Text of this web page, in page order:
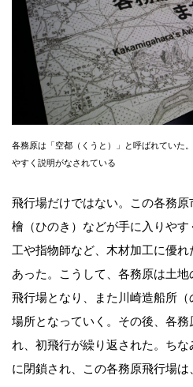
各務原は「空都（くうと）」と呼ばれていた
やすく説明がなされている
飛行場だけではない。この各務
檜（ひのき）などが手に入りや
工や指物師など、木材加工に優
あった。こうして、各務原は土
飛行場となり、また川崎造船所
場所となっていく。その後、各務
れ、初飛行が繰り返された。ち
に閉鎖され、この各務原飛行場